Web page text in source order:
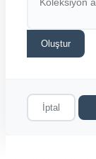
Oluştur
İptal